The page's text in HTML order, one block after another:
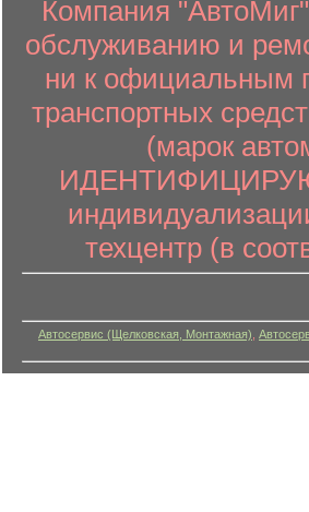
Компания
обслуживанию и
ни к официальным
транспортных
(марок
техцентр (в
Автосервис (Щелковская, Монтажная)